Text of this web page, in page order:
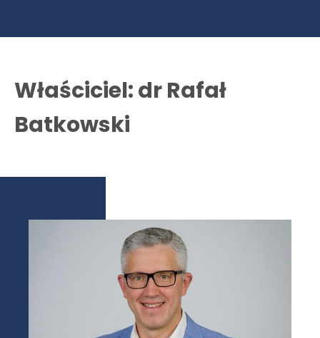
Właściciel: dr Rafał
Batkowski